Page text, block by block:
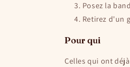
Posez la
Retirez d'un
Pour qui
Celles qui ont